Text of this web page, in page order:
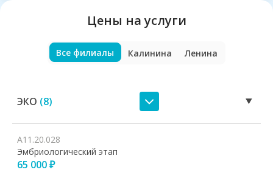
Цены на услуги
Все филиалы Калинина Ленина
ЭКО (8)
A11.20.028
Эмбриологический этап
65 000 ₽